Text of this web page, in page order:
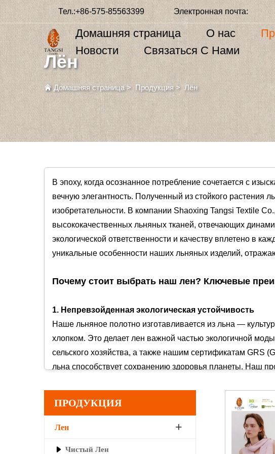
Тел.:+86-575-85563399 Электронная почта:
Домашняя страница О нас
Новости
Связаться С Нами
Лён
Домашняя страница> Продукция>Лён
В эпоху, когда осознанное потребление сочетается с
вечную элегантность. Полученный из стойкого растения
изобретательности. В компании Shaoxing Tangsi Textile
высококачественных льняных тканей, отвечающих
экологической ответственности и качеству вплетено в
уникальные особенности наших льняных изделий,
Почему стоит выбрать наш лен? Ключевые
1. Непревзойденная экологическая устойчивость
Наше льняное полотно изготавливается из льна —
хлопком. Это делает лен важной частью экологичной
сельского хозяйства, а также нашим сертификатам GRS
льна способствует сохранению здоровья планеты. Наш
2. Высокая воздухопроницаемость и комфорт
Естественные полые волокна льна обеспечивают
образа жизни. Лен эффективно отводит влагу от тела,
свойства позволяют оставаться прохладным летом и
ПРОДУКЦИЯ
Лен
Чистый Лен